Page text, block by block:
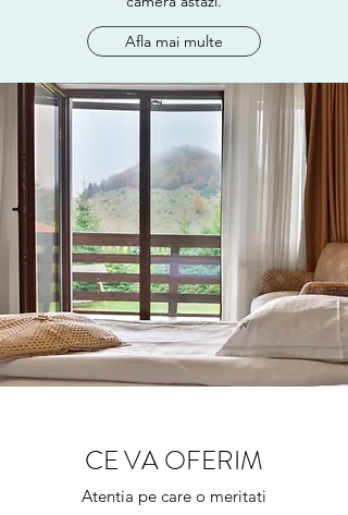
Afla mai multe
CE VA OFERIM
Atentia pe care o meritati